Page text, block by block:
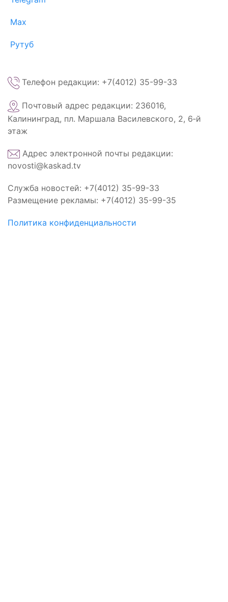
Max
Рутуб
Телефон редакции: +7(4012) 35-99-33
Почтовый адрес редакции: 236016,
Калининград, пл. Маршала Василевского, 2, 6‑й
этаж
Адрес электронной почты редакции:
novosti@kaskad.tv
Служба новостей: +7(4012) 35-99-33
Размещение рекламы: +7(4012) 35-99-35
Политика конфиденциальности